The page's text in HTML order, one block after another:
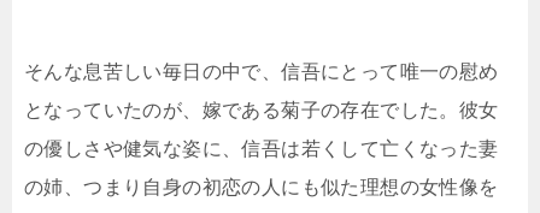
そんな息苦しい毎日の中で、信吾にとって唯一の慰め
となっていたのが、嫁である菊子の存在でした。彼女
の優しさや健気な姿に、信吾は若くして亡くなった妻
の姉、つまり自身の初恋の人にも似た理想の女性像を